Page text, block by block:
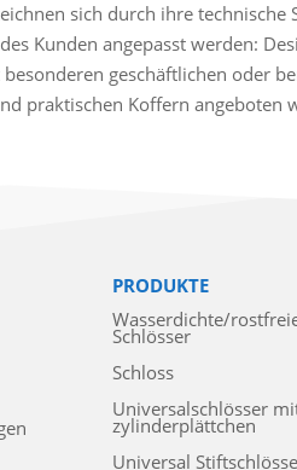
sich durch ihre
Kunden angepasst werden:
geschäftlichen oder
praktischen Koffern angeboten
PRODUKTE
Wasserdichte/
Schlösser
Schloss
Universalschlösser
zylinderplättchen
Universal